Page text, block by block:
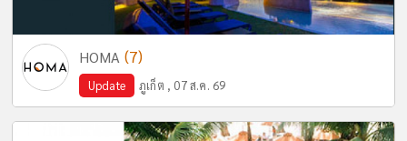
HOMA (7)
Update ภูเก็ต , 07 ส.ค. 69